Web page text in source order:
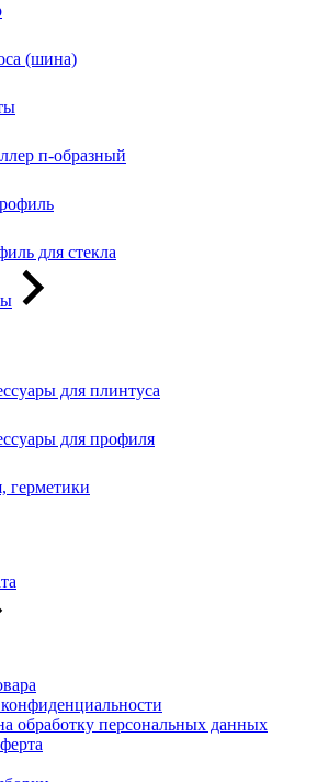
(шина)
п-образный
для стекла
для плинтуса
для профиля
герметики
обработку персональных данных